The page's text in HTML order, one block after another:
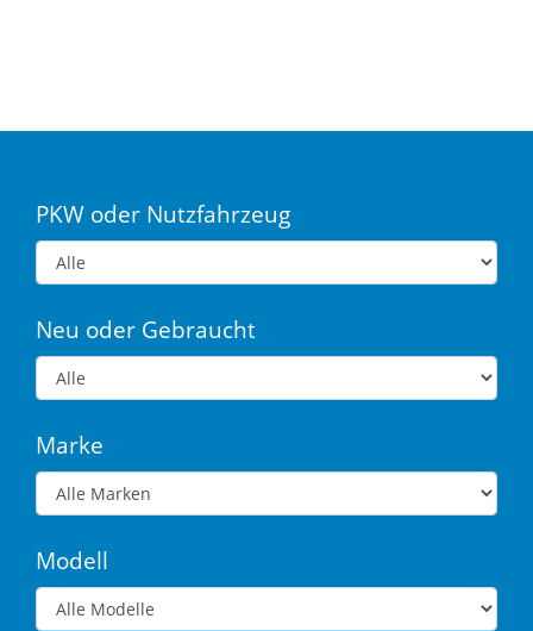
PKW oder Nutzfahrzeug
Neu oder Gebraucht
Marke
Modell